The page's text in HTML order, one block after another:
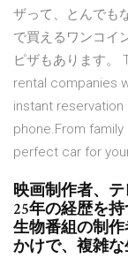
ザって、とんでも
で買えるワンコイ
ピザもあります。
rental companies
instant reservation
phone.From
perfect car for
映画制作者、
25年の経歴を
生物番組の制
かけで、複雑